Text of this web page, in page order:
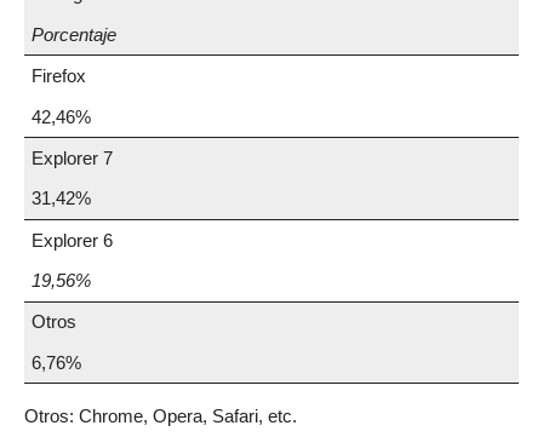
Porcentaje
Firefox
42,46%
Explorer 7
31,42%
Explorer 6
19,56%
Otros
6,76%
Otros: Chrome, Opera, Safari, etc.